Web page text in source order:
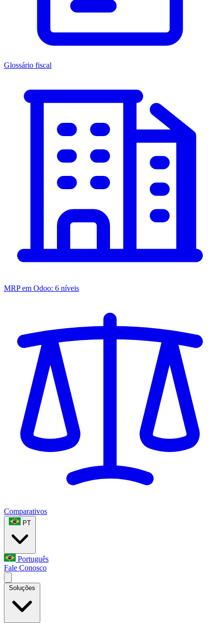
Glossário fiscal
MRP em Odoo: 6 níveis
Comparativos
PT
Português
Fale Conosco
Soluções